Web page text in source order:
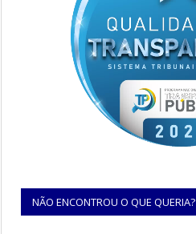
NÃO ENCONTROU O QUE QUERIA?